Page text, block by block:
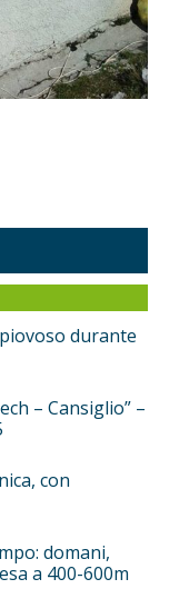
durante
– Cansiglio” –
con
domani,
a 400-600m